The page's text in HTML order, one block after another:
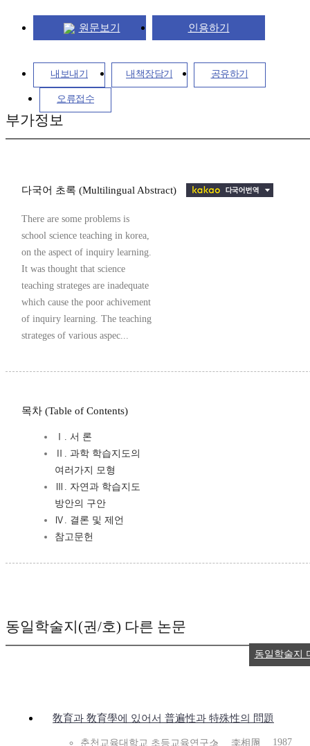
원문보기 인용하기
내보내기 내책장담기 공유하기
오류접수
부가정보
다국어 초록 (Multilingual Abstract)
There are some problems is
school science teaching in korea,
on the aspect of inquiry learning.
It was thought that science
teaching strateges are inadequate
which cause the poor achivement
of inquiry learning. The teaching
strateges of various aspec...
목차 (Table of Contents)
Ⅰ. 서 론
Ⅱ. 과학 학습지도의
여러가지 모형
Ⅲ. 자연과 학습지도
방안의 구안
Ⅳ. 결론 및 제언
참고문헌
동일학술지(권/호) 다른 논문
敎育과 敎育學에 있어서 普遍性과 特殊性의 問題
춘천교육대학교 초등교육연구소 李相周 1987
동일학술지